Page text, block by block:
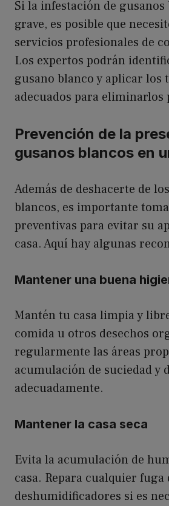
Si la infestación de gusanos
grave, es posible que
servicios profesionales de
Los expertos podrán
gusano blanco y aplicar los
adecuados para eliminarlos
Prevención de la
gusanos blancos en
Además de deshacerte de
blancos, es importante
preventivas para evitar su
casa. Aquí hay algunas
Mantener una buena
Mantén tu casa limpia y
comida u otros desechos
regularmente las áreas
acumulación de suciedad y
adecuadamente.
Mantener la casa seca
Evita la acumulación de
casa. Repara cualquier
deshumidificadores si es